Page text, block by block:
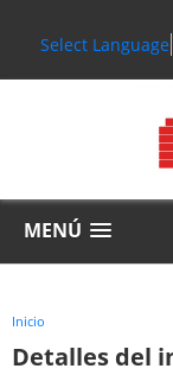
Select Language
MENÚ
Inicio
Detalles del